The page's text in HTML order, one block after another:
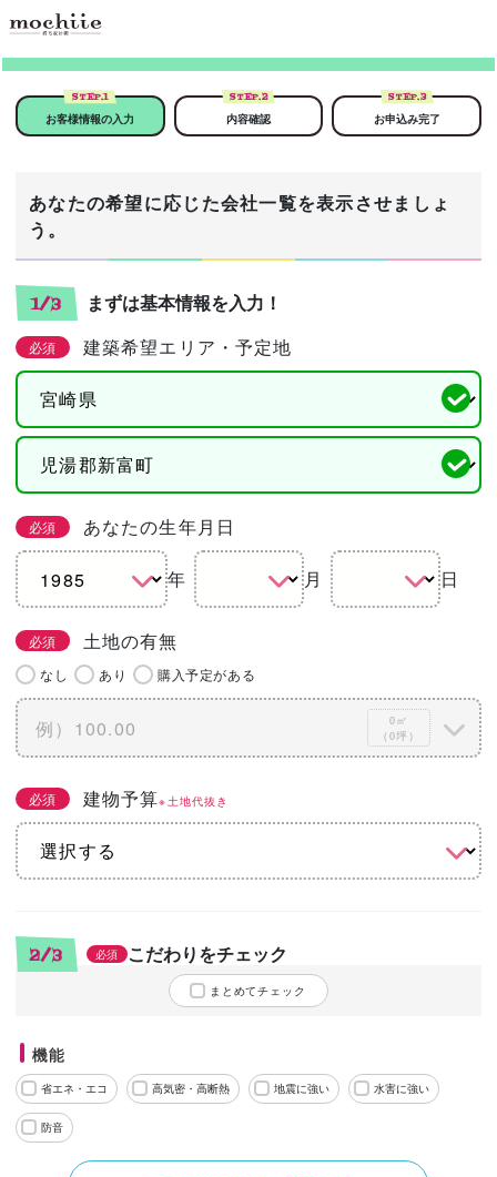
STEP.1
お客様情報の入力
STEP.2
内容確認
STEP.3
お申込み完了
あなたの希望に応じた会社一覧を表示させましょ
う。
1/3 まずは基本情報を入力！
必須 建築希望エリア・予定地
必須 あなたの生年月日
年 月 日
必須 土地の有無
なし あり 購入予定がある
0㎡
（0坪）
必須 建物予算※土地代抜き
2/3 必須 こだわりをチェック
まとめてチェック
機能
省エネ・エコ 高気密・高断熱 地震に強い 水害に強い
防音